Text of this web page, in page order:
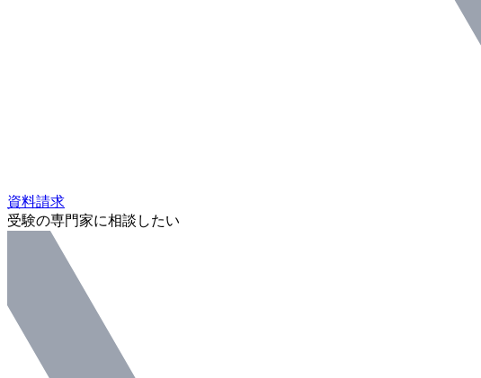
資料請求
受験の専門家に相談したい